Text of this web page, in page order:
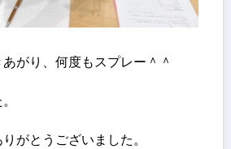
がり、何度もスプレー＾＾
がとうございました。